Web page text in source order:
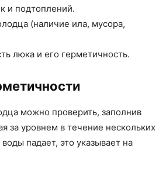
и подтоплений.
(наличие ила, мусора,
люка и его герметичность.
можно проверить, заполнив
за уровнем в течение нескольких
падает, это указывает на